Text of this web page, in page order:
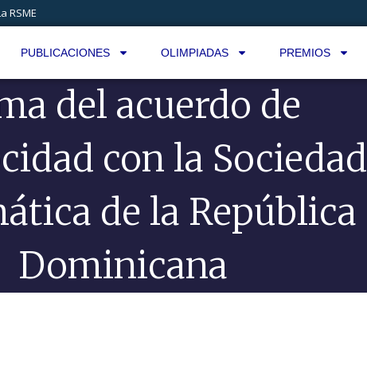
RSME
PUBLICACIONES OLIMPIADAS PREMIOS
del acuerdo de
con la Sociedad
de la República
Dominicana